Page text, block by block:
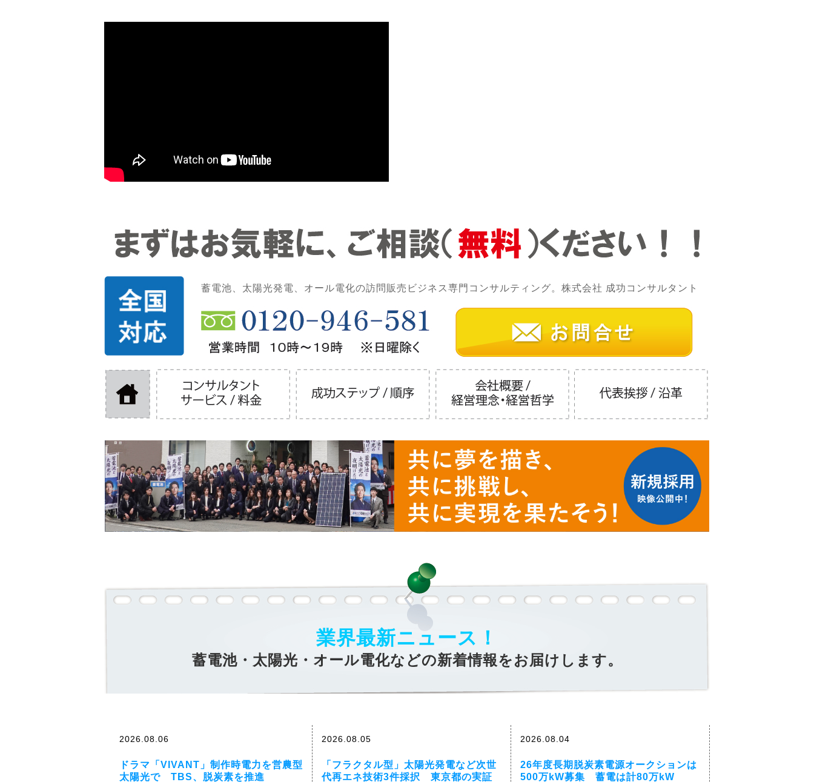
蓄電池、太陽光発電、オール電化の訪問販売ビジネス専門コンサルティング。株式会社 成功コンサルタント
業界最新ニュース！
蓄電池・太陽光・オール電化などの新着情報をお届けします。
2026.08.06
ドラマ「VIVANT」制作時電力を営農型
太陽光で TBS、脱炭素を推進
2026.08.05
「フラクタル型」太陽光発電など次世
代再エネ技術3件採択 東京都の実証
2026.08.04
26年度長期脱炭素電源オークションは
500万kW募集 蓄電は計80万kW